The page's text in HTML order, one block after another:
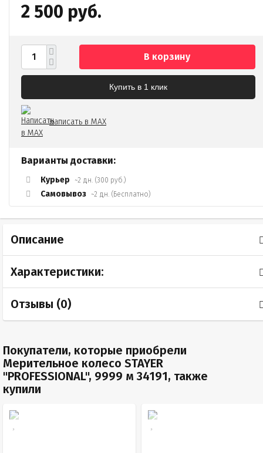
2 500 руб.
В корзину
Купить в 1 клик
Написать в MAX
Варианты доставки:
Курьер ~2 дн. (300 руб.)
Самовывоз ~2 дн. (Бесплатно)
Описание
Характеристики:
Отзывы (0)
Покупатели, которые приобрели
Мерительное колесо STAYER
"PROFESSIONAL", 9999 м 34191, также
купили